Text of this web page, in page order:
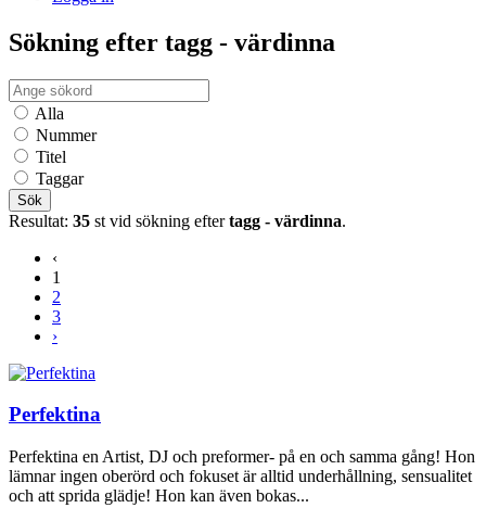
Sökning efter tagg - värdinna
Alla
Nummer
Titel
Taggar
Sök
Resultat: 35 st vid sökning eftertagg - värdinna.
‹
1
2
3
›
Perfektina
Perfektina en Artist, DJ och preformer- på en och samma gång! Hon
lämnar ingen oberörd och fokuset är alltid underhållning, sensualitet
och att sprida glädje! Hon kan även bokas...